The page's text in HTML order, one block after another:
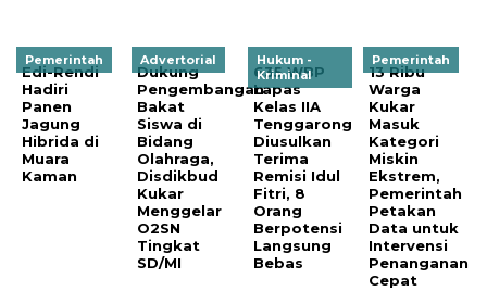
Pemerintah
Edi-Rendi
Hadiri
Panen
Jagung
Hibrida di
Muara
Kaman
Advertorial
Dukung
Pengembangan
Bakat
Siswa di
Bidang
Olahraga,
Disdikbud
Kukar
Menggelar
O2SN
Tingkat
SD/MI
Hukum -
Kriminal
635 WBP
Lapas
Kelas IIA
Tenggarong
Diusulkan
Terima
Remisi Idul
Fitri, 8
Orang
Berpotensi
Langsung
Bebas
Pemerintah
13 Ribu
Warga
Kukar
Masuk
Kategori
Miskin
Ekstrem,
Pemerintah
Petakan
Data untuk
Intervensi
Penanganan
Cepat